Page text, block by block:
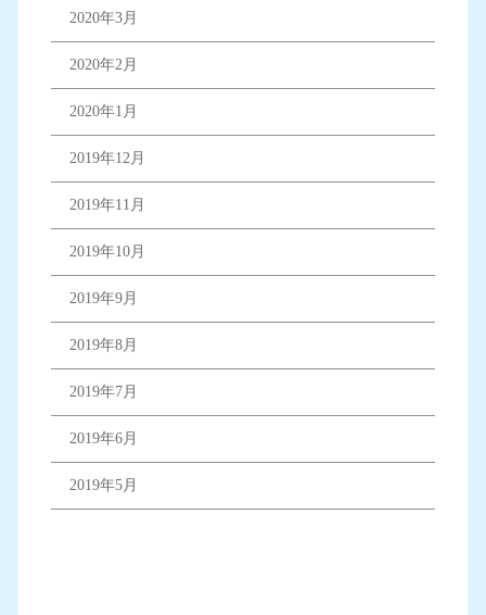
2020年3月
2020年2月
2020年1月
2019年12月
2019年11月
2019年10月
2019年9月
2019年8月
2019年7月
2019年6月
2019年5月